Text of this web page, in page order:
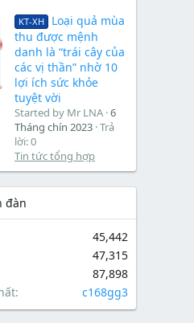
KT-XH
Loại quả mùa
thu được mệnh
danh là “trái cây của
các vị thần” nhờ 10
lợi ích sức khỏe
tuyệt vời
Started by Mr LNA 6
Tháng chín 2023 Trả
lời: 0
Tin tức tổng hợp
đàn
45,442
47,315
87,898
c168gg3